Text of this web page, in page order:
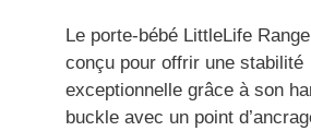
Le porte-bébé LittleLife
conçu pour offrir une stabilité
exceptionnelle grâce à son
buckle avec un point